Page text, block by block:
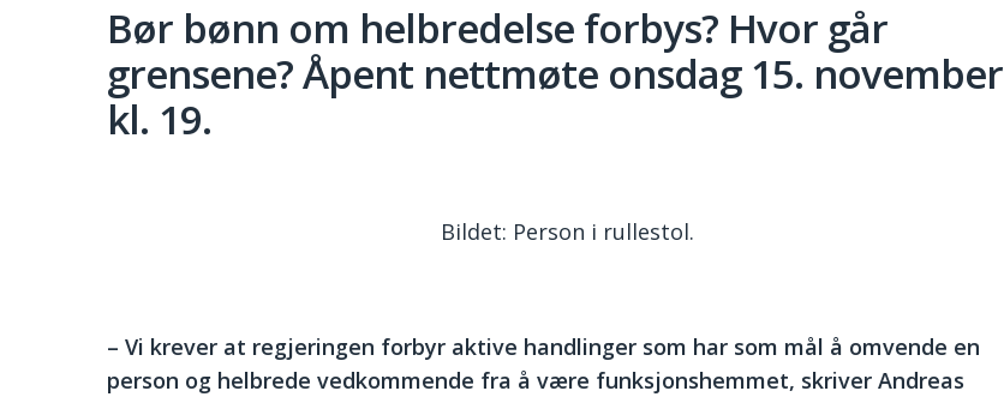
Bør bønn om helbredelse forbys? Hvor går
grensene? Åpent nettmøte onsdag 15. november
kl. 19.
Bildet: Person i rullestol.
– Vi krever at regjeringen forbyr aktive handlinger som har som mål å omvende en
person og helbrede vedkommende fra å være funksjonshemmet, skriver Andreas